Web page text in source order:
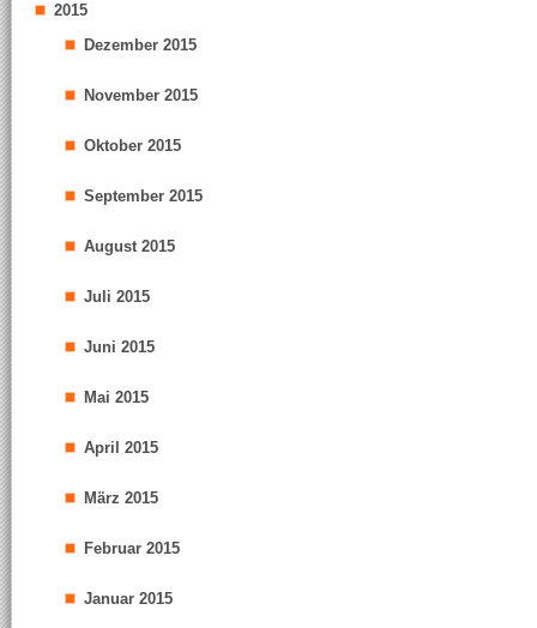
2015
Dezember 2015
November 2015
Oktober 2015
September 2015
August 2015
Juli 2015
Juni 2015
Mai 2015
April 2015
März 2015
Februar 2015
Januar 2015